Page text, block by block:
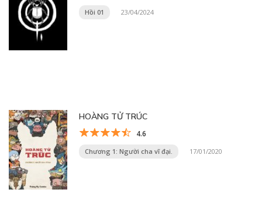
Hồi 01 23/04/2024
HOÀNG TỬ TRÚC
4.6
Chương 1: Người cha vĩ đại. 17/01/2020